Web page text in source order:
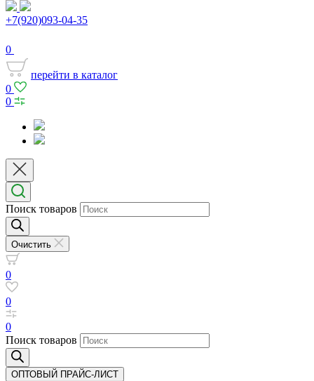
+7(920)093-04-35
0
перейти в каталог
0
0
Поиск товаров
Очистить
0
0
0
Поиск товаров
ОПТОВЫЙ ПРАЙС-ЛИСТ